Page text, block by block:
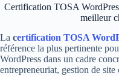
Certification TOSA
meilleur
La certification TOSA
référence la plus pertinente
WordPress dans un cadre
entrepreneuriat, gestion de